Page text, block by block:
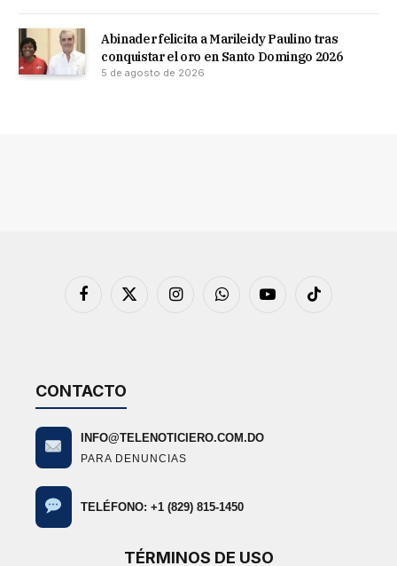
Abinader felicita a Marileidy Paulino tras
conquistar el oro en Santo Domingo 2026
5 de agosto de 2026
Facebook
X
InstagramWhatsAppYouTubeTikTok
CONTACTO
INFO@TELENOTICIERO.COM.DO
PARA DENUNCIAS
TELÉFONO: +1 (829) 815-1450
TÉRMINOS DE USO